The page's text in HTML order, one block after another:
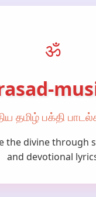
ॐ
தமிழ் பக்தி
the divine through
and devotional